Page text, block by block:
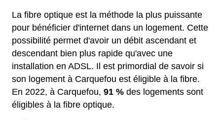
La fibre optique est la méthode la plus puissante
pour bénéficier d'internet dans un logement. Cette
possibilité permet d'avoir un débit ascendant et
descendant bien plus rapide qu'avec une
installation en ADSL. Il est primordial de savoir si
son logement à Carquefou est éligible à la fibre.
En 2022, à Carquefou, 91 % des logements sont
éligibles à la fibre optique.